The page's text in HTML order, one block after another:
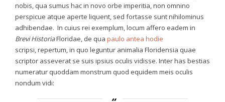
nobis, qua sumus hac in novo orbe imperitia, non omnino
perspicue atque aperte liquent, sed fortasse sunt nihilominus
adhibendae. In cuius rei exemplum, locum affero eadem in
Brevi HistoriaFloridae, de qua paulo antea hodie
scripsi, repertum, in quo leguntur animalia Floridensia quae
scriptor asseverat se suis ipsius oculis vidisse. Inter has bestias
numeratur quoddam monstrum quod equidem meis oculis
nondum vidi: